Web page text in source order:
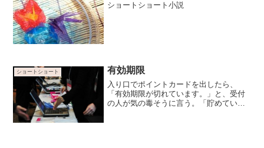
ショートショート小説
ショートショート 有効期限
入り口でポイントカードを出したら、
「有効期限が切れています。」と、受付
の人が気の毒そうに言う。「貯めていた